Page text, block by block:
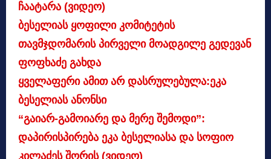
ჩაატარა (ვიდეო)
ბესელიას ყოფილი კომიტეტის
თავმჯდომარის პირველი მოადგილე გედევან
ფოფხაძე გახდა
ყველაფერი ამით არ დასრულებულა:ეკა
ბესელიას ანონსი
“გაიარ-გამოიარე და მერე შემოდი”:
დაპირისპირება ეკა ბესელიასა და სოფიო
კილაძეს შორის (ვიდეო)